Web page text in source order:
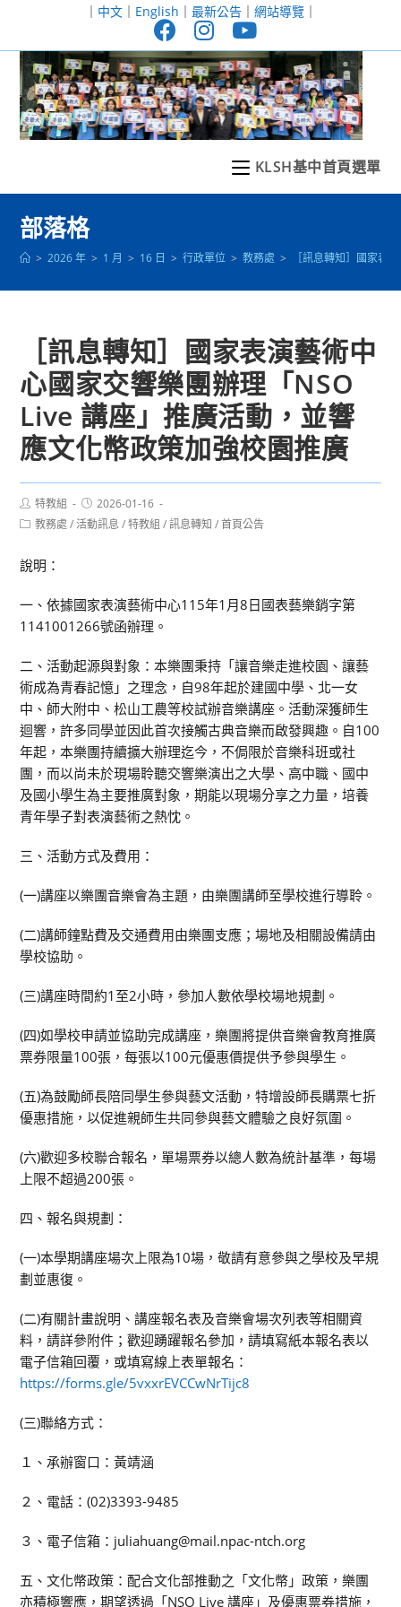
至
｜ 中文｜ English ｜ 最新公告｜ 網站導覽｜
KLSH基中首頁選單
部落格
> 2026 年 > 1 月 > 16 日 > 行政單位 > 教務處 > ［訊息轉知］國家表
［訊息轉知］國家表演藝術中
心國家交響樂團辦理「NSO
Live 講座」推廣活動，並響
應文化幣政策加強校園推廣
Post
author:
特教組
Post
published:
2026-01-16
Post教務處 / 活動訊息 / 特教組 / 訊息轉知 / 首頁公告
說明：
一、依據國家表演藝術中心115年1月8日國表藝樂銷字第
1141001266號函辦理。
二、活動起源與對象：本樂團秉持「讓音樂走進校園、讓藝
術成為青春記憶」之理念，自98年起於建國中學、北一女
中、師大附中、松山工農等校試辦音樂講座。活動深獲師生
迴響，許多同學並因此首次接觸古典音樂而啟發興趣。自100
年起，本樂團持續擴大辦理迄今，不侷限於音樂科班或社
團，而以尚未於現場聆聽交響樂演出之大學、高中職、國中
及國小學生為主要推廣對象，期能以現場分享之力量，培養
青年學子對表演藝術之熱忱。
三、活動方式及費用：
(一)講座以樂團音樂會為主題，由樂團講師至學校進行導聆。
(二)講師鐘點費及交通費用由樂團支應；場地及相關設備請由
學校協助。
(三)講座時間約1至2小時，參加人數依學校場地規劃。
(四)如學校申請並協助完成講座，樂團將提供音樂會教育推廣
票券限量100張，每張以100元優惠價提供予參與學生。
(五)為鼓勵師長陪同學生參與藝文活動，特增設師長購票七折
優惠措施，以促進親師生共同參與藝文體驗之良好氛圍。
(六)歡迎多校聯合報名，單場票券以總人數為統計基準，每場
上限不超過200張。
四、報名與規劃：
(一)本學期講座場次上限為10場，敬請有意參與之學校及早規
劃並惠復。
(二)有關計畫說明、講座報名表及音樂會場次列表等相關資
料，請詳參附件；歡迎踴躍報名參加，請填寫紙本報名表以
電子信箱回覆，或填寫線上表單報名：
https://forms.gle/5vxxrEVCCwNrTijc8
(三)聯絡方式：
１、承辦窗口：黃靖涵
２、電話：(02)3393-9485
３、電子信箱：juliahuang@mail.npac-ntch.org
五、文化幣政策：配合文化部推動之「文化幣」政策，樂團
亦積極響應，期望透過「NSO Live 講座」及優惠票券措施，